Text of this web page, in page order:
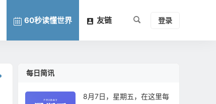
60秒读懂世界 友链 登录
每日简讯
8月7日，星期五，在这里每